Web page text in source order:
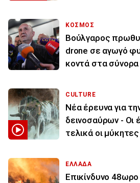
ΚΟΣΜΟΣ
Βούλγαρος
drone σε αγωγό
κοντά στα
CULTURE
Νέα έρευνα για
δεινοσαύρων - Οι
τελικά οι μύκητες
ΕΛΛΑΔΑ
Επικίνδυνο